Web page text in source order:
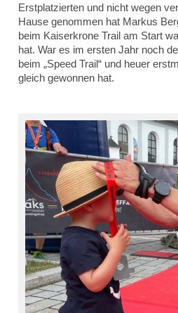
Erstplatzierten und nicht wegen
Hause genommen hat Markus
beim Kaiserkrone Trail am Start
hat. War es im ersten Jahr noch
beim „Speed Trail“ und heuer
gleich gewonnen hat.